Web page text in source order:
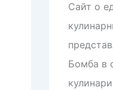
Сайт о
Бомба в